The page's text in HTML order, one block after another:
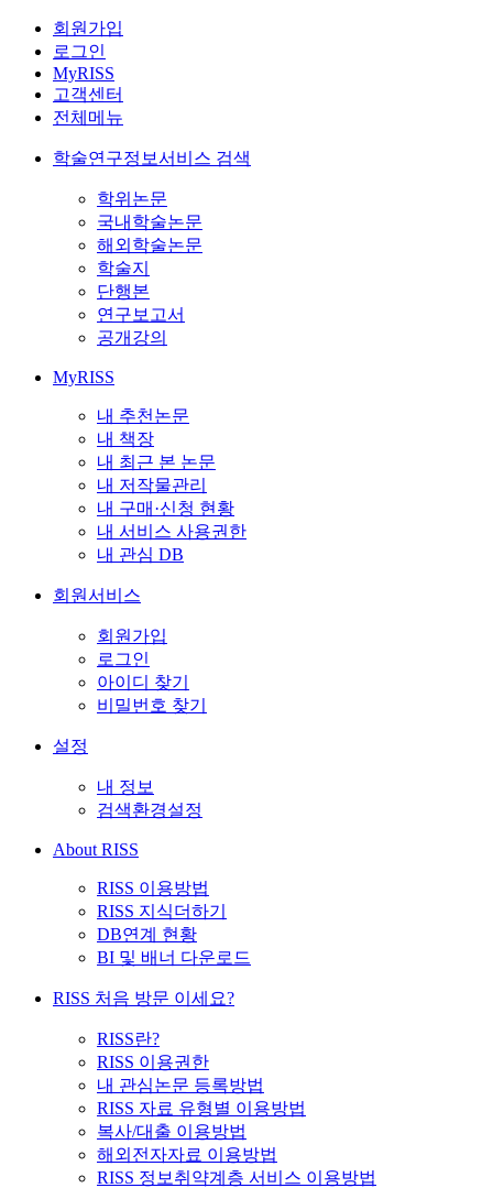
회원가입
로그인
MyRISS
고객센터
전체메뉴
학술연구정보서비스 검색
학위논문
국내학술논문
해외학술논문
학술지
단행본
연구보고서
공개강의
MyRISS
내 추천논문
내 책장
내 최근 본 논문
내 저작물관리
내 구매·신청 현황
내 서비스 사용권한
내 관심 DB
회원서비스
회원가입
로그인
아이디 찾기
비밀번호 찾기
설정
내 정보
검색환경설정
About RISS
RISS 이용방법
RISS 지식더하기
DB연계 현황
BI 및 배너 다운로드
RISS 처음 방문 이세요?
RISS란?
RISS 이용권한
내 관심논문 등록방법
RISS 자료 유형별 이용방법
복사/대출 이용방법
해외전자자료 이용방법
RISS 정보취약계층 서비스 이용방법